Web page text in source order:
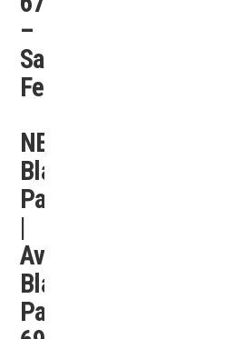
–
Santa
Fe
NEXON
Blas
Parera
|
Av.
Blas
Parera